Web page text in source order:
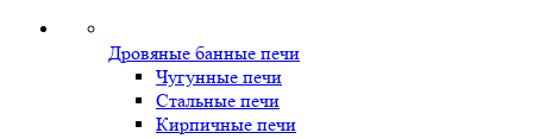
Дровяные банные печи
Чугунные печи
Стальные печи
Кирпичные печи